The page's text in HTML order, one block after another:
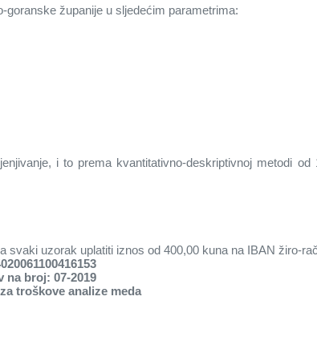
županije u sljedećim parametrima:
i to prema kvantitativno-deskriptivnoj metodi
uzorak uplatiti iznos od 400,00 kuna na IBAN žiro-
na broj: 07-2019
troškove analize meda